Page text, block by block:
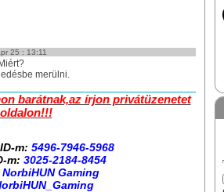
25 : 13:11
Miért?
merülni.
barátnak,az írjon privátüzenetet
m: 5496-7946-5968
m: 3025-2184-8454
NorbiHUN Gaming